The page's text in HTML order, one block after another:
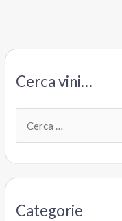
Cerca vini…
Categorie